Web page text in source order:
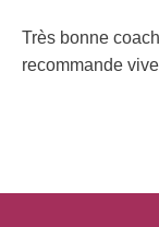
Très bonne
recommande